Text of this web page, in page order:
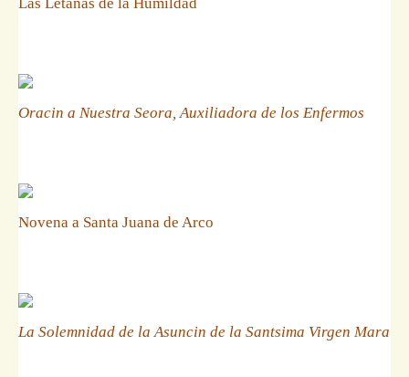
Oracin a Nuestra Seora, Auxiliadora de los Enfermos
Novena a Santa Juana de Arco
La Solemnidad de la Asuncin de la Santsima Virgen Mara